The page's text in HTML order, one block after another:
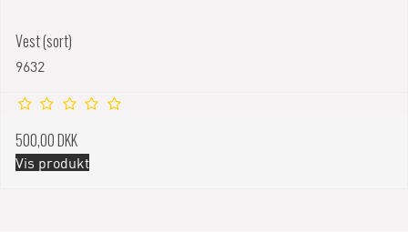
Vest (sort)
9632
500,00 DKK
Vis produkt